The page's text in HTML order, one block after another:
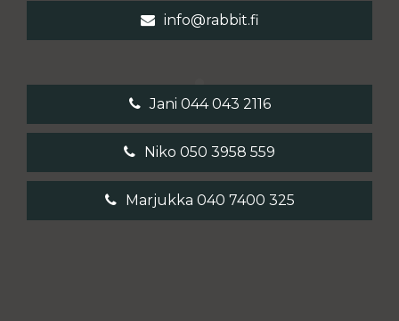
info@rabbit.fi
Jani 044 043 2116
Niko 050 3958 559
Marjukka 040 7400 325